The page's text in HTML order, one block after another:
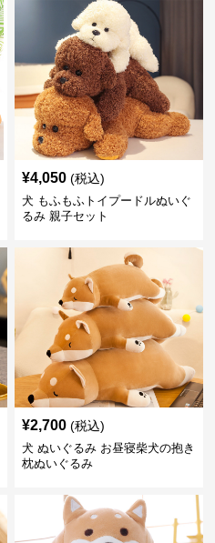
¥4,050 (税込)
犬 もふもふトイプードルぬいぐ
るみ 親子セット
¥2,700 (税込)
犬 ぬいぐるみ お昼寝柴犬の抱き
枕ぬいぐるみ